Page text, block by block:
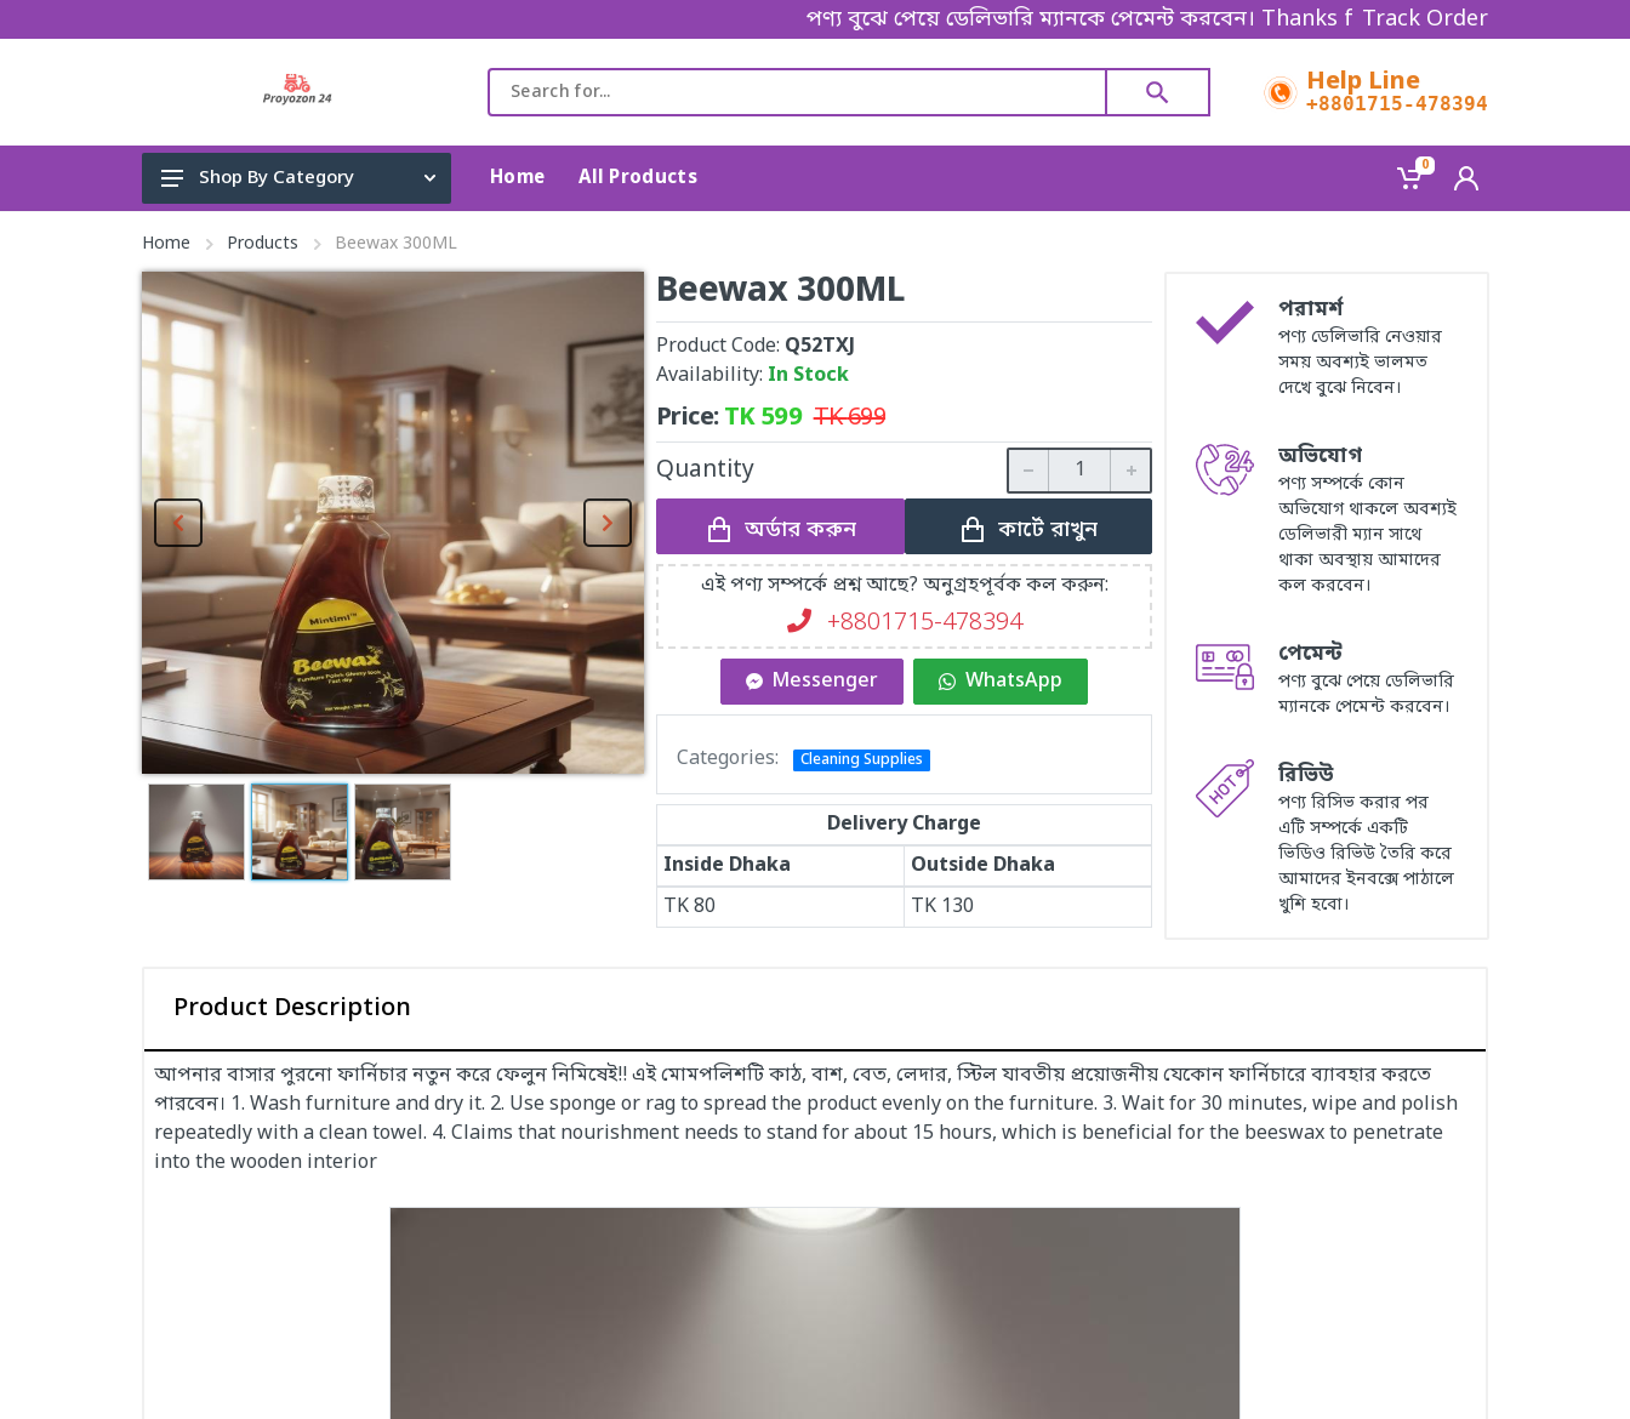
পণ্য বুঝে পেয়ে ডেলিভারি ম্যানকে পেমেন্ট করবেন। Thanks for shopping! Track Order
Help Line
+8801715-478394
Gadget & Electronics
Cleaning Supplies
Toys, Kids & Baby
Accessories
Fashion & Lifestyle
Health & Beauty
View All Categories
Shop By Category Home All Products
0
Home Products Beewax 300ML
Beewax 300ML
Product Code: Q52TXJ
Availability: In Stock
Price:TK599 TK699
Quantity
অর্ডার করুন কার্টে রাখুন
এই পণ্য সম্পর্কে প্রশ্ন আছে? অনুগ্রহপূর্বক কল করুন:
+8801715-478394
Messenger WhatsApp
Categories: Cleaning Supplies
Delivery Charge
Inside Dhaka
Outside Dhaka
TK80 TK 130
পরামর্শ
পণ্য ডেলিভারি নেওয়ার
সময় অবশ্যই ভালমত
দেখে বুঝে নিবেন।
অভিযোগ
পণ্য সম্পর্কে কোন
অভিযোগ থাকলে অবশ্যই
ডেলিভারী ম্যান সাথে
থাকা অবস্থায় আমাদের
কল করবেন।
পেমেন্ট
পণ্য বুঝে পেয়ে ডেলিভারি
ম্যানকে পেমেন্ট করবেন।
রিভিউ
পণ্য রিসিভ করার পর
এটি সম্পর্কে একটি
ভিডিও রিভিউ তৈরি করে
আমাদের ইনবক্সে পাঠালে
খুশি হবো।
Product Description
আপনার বাসার পুরনো ফার্নিচার নতুন করে ফেলুন নিমিষেই!! এই মোমপলিশটি কাঠ, বাশ, বেত, লেদার, স্টিল যাবতীয় প্রয়োজনীয় যেকোন ফার্নিচারে ব্যাবহার করতে
পারবেন। 1. Wash furniture and dry it. 2. Use sponge or rag to spread the product evenly on the furniture. 3. Wait for 30 minutes, wipe and polish
repeatedly with a clean towel. 4. Claims that nourishment needs to stand for about 15 hours, which is beneficial for the beeswax to penetrate
into the wooden interior